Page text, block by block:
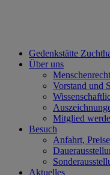
Gedenkstätte
Über uns
Vorstand und
Mitglied
Besuch
Anfahrt,
Aktuelles